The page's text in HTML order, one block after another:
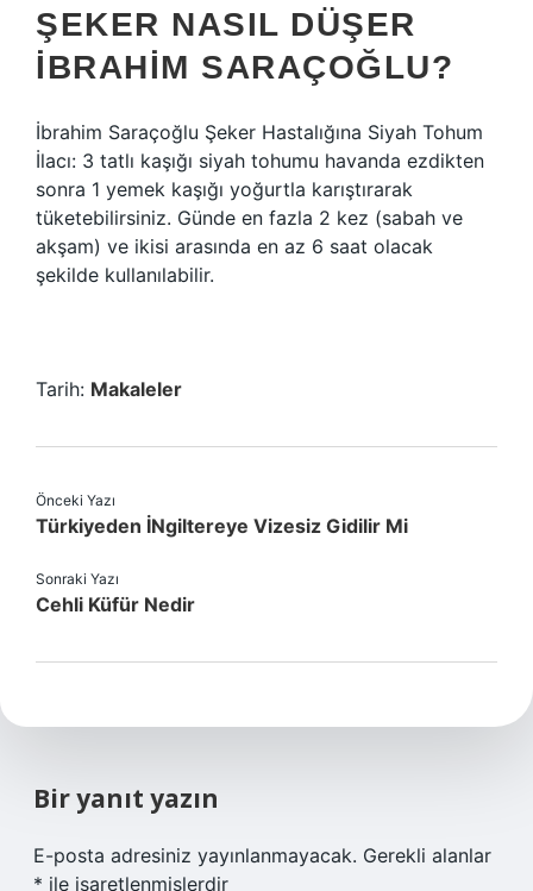
ŞEKER NASIL DÜŞER
İBRAHIM SARAÇOĞLU?
İbrahim Saraçoğlu Şeker Hastalığına Siyah Tohum
İlacı: 3 tatlı kaşığı siyah tohumu havanda ezdikten
sonra 1 yemek kaşığı yoğurtla karıştırarak
tüketebilirsiniz. Günde en fazla 2 kez (sabah ve
akşam) ve ikisi arasında en az 6 saat olacak
şekilde kullanılabilir.
Tarih: Makaleler
Önceki Yazı
Türkiyeden İNgiltereye Vizesiz Gidilir Mi
Sonraki Yazı
Cehli Küfür Nedir
Bir yanıt yazın
E-posta adresiniz yayınlanmayacak. Gerekli alanlar
* ile işaretlenmişlerdir